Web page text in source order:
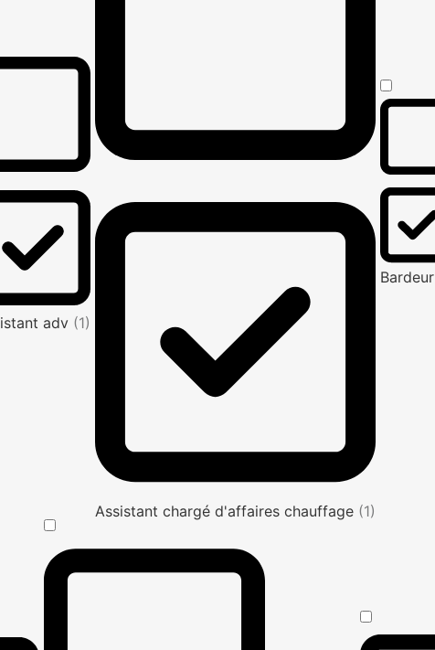
adv (1)
Assistant chargé d'affaires chauffage (1)
Bardeur